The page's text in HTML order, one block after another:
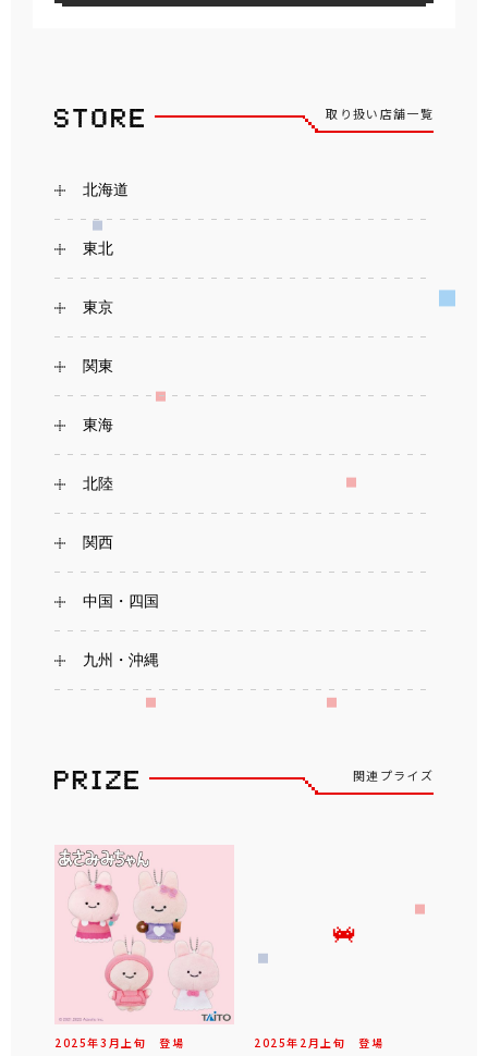
取り扱い店舗一覧
北海道
東北
東京
関東
東海
北陸
関西
中国・四国
九州・沖縄
関連プライズ
2025年3 月 上旬 登場 2025年 2 月 上旬 登場